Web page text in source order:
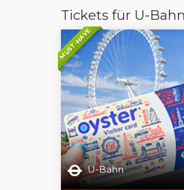
Tickets für U-
MUST-HAVE
U-Bahn